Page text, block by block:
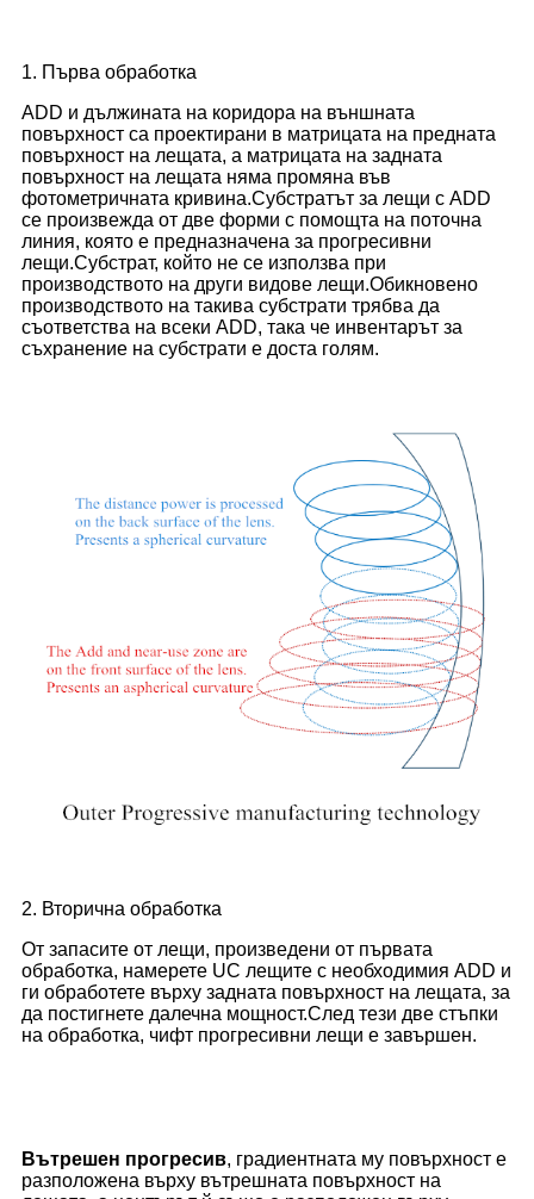
1. Първа обработка
ADD и дължината на коридора на външната
повърхност са проектирани в матрицата на предната
повърхност на лещата, а матрицата на задната
повърхност на лещата няма промяна във
фотометричната кривина.Субстратът за лещи с ADD
се произвежда от две форми с помощта на поточна
линия, която е предназначена за прогресивни
лещи.Субстрат, който не се използва при
производството на други видове лещи.Обикновено
производството на такива субстрати трябва да
съответства на всеки ADD, така че инвентарът за
съхранение на субстрати е доста голям.
2. Вторична обработка
От запасите от лещи, произведени от първата
обработка, намерете UC лещите с необходимия ADD и
ги обработете върху задната повърхност на лещата, за
да постигнете далечна мощност.След тези две стъпки
на обработка, чифт прогресивни лещи е завършен.
Вътрешен прогресив, градиентната му повърхност е
разположена върху вътрешната повърхност на